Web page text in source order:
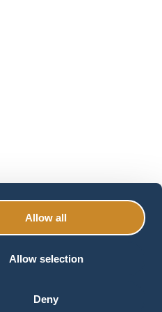
Allow all
Allow selection
Deny